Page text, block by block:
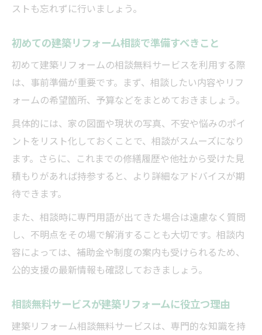
ストも忘れずに行いましょう。
初めての建築リフォーム相談で準備すべきこと
初めて建築リフォームの相談無料サービスを利用する際
は、事前準備が重要です。まず、相談したい内容やリフ
ォームの希望箇所、予算などをまとめておきましょう。
具体的には、家の図面や現状の写真、不安や悩みのポイ
ントをリスト化しておくことで、相談がスムーズになり
ます。さらに、これまでの修繕履歴や他社から受けた見
積もりがあれば持参すると、より詳細なアドバイスが期
待できます。
また、相談時に専門用語が出てきた場合は遠慮なく質問
し、不明点をその場で解消することも大切です。相談内
容によっては、補助金や制度の案内も受けられるため、
公的支援の最新情報も確認しておきましょう。
相談無料サービスが建築リフォームに役立つ理由
建築リフォーム相談無料サービスは、専門的な知識を持